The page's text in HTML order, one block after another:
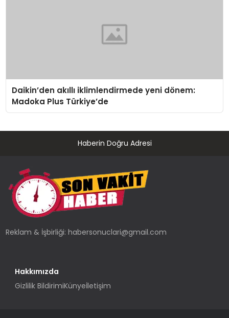
Daikin’den akıllı iklimlendirmede yeni dönem:
Madoka Plus Türkiye’de
Haberin Doğru Adresi
Reklam & İşbirliği:habersonuclari@gmail.com
Hakkımızda
Gizlilik BildirimiKünyeİletişim